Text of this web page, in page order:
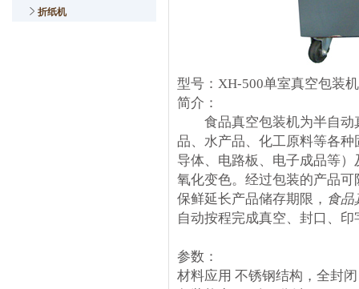
折纸机
型号：XH-500单室真空包装机
简介：
食品真空包装机为半自动
品、水产品、化工原料等各
导体、电路板、电子成品等
氧化变色。经过包装的产品
保鲜延长产品储存期限， 食品
自动按程完成真空、封口、
参数：
材料应用 不锈钢结构，全封闭